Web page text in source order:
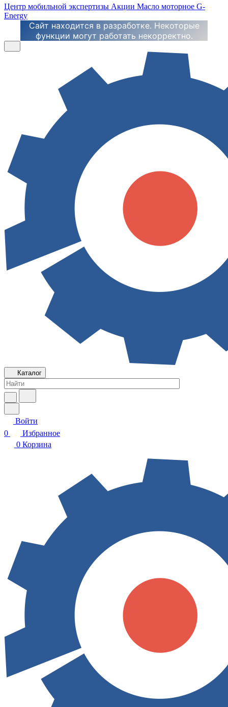
Центр мобильной экспертизы Акции Масло моторное G-
Energy
Сайт находится в разработке. Некоторые
функции могут работать некорректно.
Каталог
Войти
0
Избранное
0 Корзина